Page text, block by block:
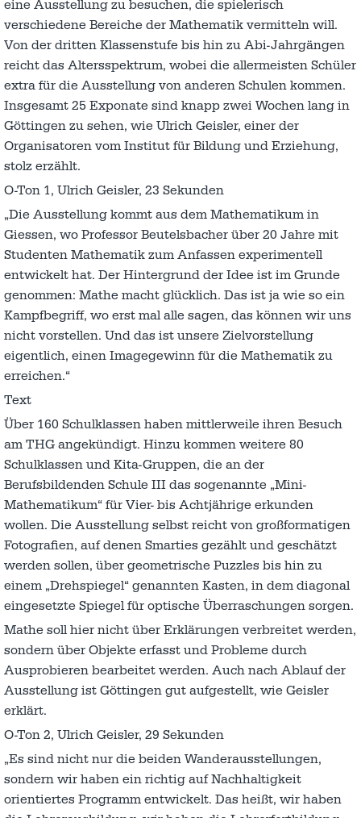
eine Ausstellung zu besuchen, die spielerisch
verschiedene Bereiche der Mathematik vermitteln will.
Von der dritten Klassenstufe bis hin zu Abi-Jahrgängen
reicht das Altersspektrum, wobei die allermeisten Schüler
extra für die Ausstellung von anderen Schulen kommen.
Insgesamt 25 Exponate sind knapp zwei Wochen lang in
Göttingen zu sehen, wie Ulrich Geisler, einer der
Organisatoren vom Institut für Bildung und Erziehung,
stolz erzählt.
O-Ton 1, Ulrich Geisler, 23 Sekunden
„Die Ausstellung kommt aus dem Mathematikum in
Giessen, wo Professor Beutelsbacher über 20 Jahre mit
Studenten Mathematik zum Anfassen experimentell
entwickelt hat. Der Hintergrund der Idee ist im Grunde
genommen: Mathe macht glücklich. Das ist ja wie so ein
Kampfbegriff, wo erst mal alle sagen, das können wir uns
nicht vorstellen. Und das ist unsere Zielvorstellung
eigentlich, einen Imagegewinn für die Mathematik zu
erreichen.“
Text
Über 160 Schulklassen haben mittlerweile ihren Besuch
am THG angekündigt. Hinzu kommen weitere 80
Schulklassen und Kita-Gruppen, die an der
Berufsbildenden Schule III das sogenannte „Mini-
Mathematikum“ für Vier- bis Achtjährige erkunden
wollen. Die Ausstellung selbst reicht von großformatigen
Fotografien, auf denen Smarties gezählt und geschätzt
werden sollen, über geometrische Puzzles bis hin zu
einem „Drehspiegel“ genannten Kasten, in dem diagonal
eingesetzte Spiegel für optische Überraschungen sorgen.
Mathe soll hier nicht über Erklärungen verbreitet werden,
sondern über Objekte erfasst und Probleme durch
Ausprobieren bearbeitet werden. Auch nach Ablauf der
Ausstellung ist Göttingen gut aufgestellt, wie Geisler
erklärt.
O-Ton 2, Ulrich Geisler, 29 Sekunden
„Es sind nicht nur die beiden Wanderausstellungen,
sondern wir haben ein richtig auf Nachhaltigkeit
orientiertes Programm entwickelt. Das heißt, wir haben